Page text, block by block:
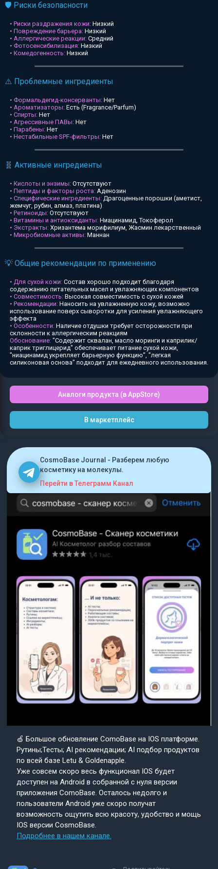
🛡️ Риски безопасности
• Риски раздражения кожи: Низкий
• Повреждение барьера: Низкий
• Аллергические реакции: Средний
• Фотосенсибилизация: Низкий
• Комедогенность: Низкий
⚠️ Проблемные ингредиенты
• Формальдегид-консерванты: Нет
• Ароматизаторы: Есть (Fragrance/Parfum)
• Спирты: Нет
• Агрессивные ПАВы: Нет
• Парабены: Нет
• Нестабильные SPF-фильтры: Нет
🧬 Активные ингредиенты
• Кислоты и энзимы: Отсутствуют
• Пептиды и факторы роста: Аденозин
• Специфические ингредиенты: Драгоценные порошки (аметист,
жемчуг, рубин, алмаз, платина)
• Ретиноиды: Отсутствуют
• Витамины и антиоксиданты: Ниацинамид, Токоферол
• Экстракты: Хризантема морифилиум, Жасмин лекарственный
• Микробиомные активы: Маннан
💡 Общие рекомендации по применению
• Для сухой кожи: Состав хорошо подходит благодаря
содержанию питательных масел и увлажняющих компонентов
• Совместимость: Высокая совместимость с сухой кожей
• Рекомендации: Наносить на увлажненную кожу, возможно
использование поверх сыворотки для усиления увлажняющего
эффекта
• Особенности: Наличие отдушки требует осторожности при
склонности к аллергическим реакциям
Обоснование: "Содержит сквалан, масло моринги и каприлик/
каприк триглицерид" обеспечивает питание сухой кожи,
"ниацинамид укрепляет барьерную функцию", "легкая
силиконовая основа" подходит для ежедневного использования.
Аналоги продукта (в AppStore)
В маркетплейс
CosmoBase Journal - Разберем любую
косметику на молекулы.
Перейти в Телеграмм Канал
🍏 Большое обновление ComoBase на IOS платформе.
Рутины;Тесты; AI рекомендации; AI подбор продуктов
по всей базе Letu & Goldenapple.
Уже совсем скоро весь функционал IOS будет
доступен на Android в собранной с нуля версии
приложения ComoBase. Осталось недолго и
пользователи Android уже скоро получат
возможность ощутить всю красоту, удобство и мощь
IOS версии CosmoBase.
Подробнее в нашем канале.